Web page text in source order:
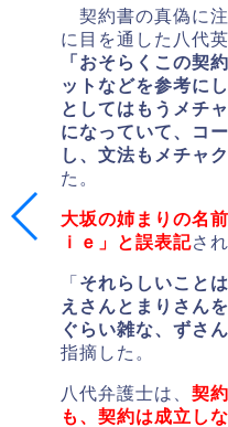
契約書の真偽に
に目を通した八代
「おそらくこの契
ットなどを参考に
としてはもうメチ
になっていて、コ
し、文法もメチャク
た。
大坂の姉まりの名
ｉｅ」と誤表記さ
「 それらしいこと
えさんとまりさん
ぐらい雑な、ずさ
指摘した。
八代弁護士は、 契
も、契約は成立し